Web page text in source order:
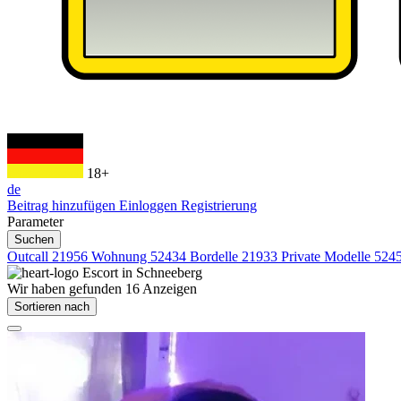
18+
de
Beitrag hinzufügen Einloggen Registrierung
Parameter
Suchen
Outcall 21956 Wohnung 52434 Bordelle 21933 Private Modelle
Escort in Schneeberg
Wir haben gefunden 16 Anzeigen
Sortieren nach